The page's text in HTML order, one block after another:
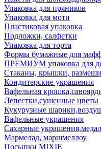
Упаковка для пряников
Упаковка для моти
Пластиковая упаковка
Подложки, салфетки
Упаковка для торта
Формы бумажные для
ПРЕМИУМ упаковка для
Стаканы, крышки,
Кондитерские украшения
Вафельная
Лепестки,сушенные цветы
Кукурузные
Вафельные украшения
Сахарные
Мармелад, маршмеллоу
Посыпки MIXIE